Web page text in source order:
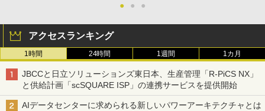
●
● ●
アクセスランキング
1時間 24時間 1週間 1カ月
JBCCと日立ソリューションズ東日本、生産管理「R-PiCS NX」
と供給計画「scSQUARE ISP」の連携サービスを提供開始
AIデータセンターに求められる新しいパワーアーキテクチャとは